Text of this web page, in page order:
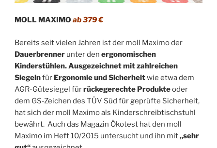
MOLL MAXIMO ab 379 €
Bereits seit vielen Jahren ist der moll Maximo der
Dauerbrenner unter den ergonomischen
Kinderstühlen.Ausgezeichnet mit zahlreichen
Siegelnfür Ergonomie und Sicherheitwie etwa dem
AGR-Gütesiegel fürrückegerechte Produkteoder
dem GS-Zeichen des TÜV Süd für geprüfte Sicherheit,
hat sich der moll Maximo als Kinderschreibtischstuhl
bewährt. Auch das Magazin Ökotest hat den moll
Maximo im Heft 10/2015 untersucht und ihn mit„sehr